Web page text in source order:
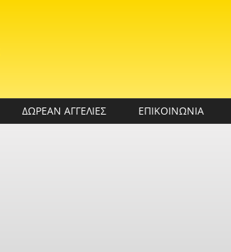
ΔΩΡΕΑΝ ΑΓΓΕΛΙΕΣ ΕΠΙΚΟΙΝΩΝΙΑ